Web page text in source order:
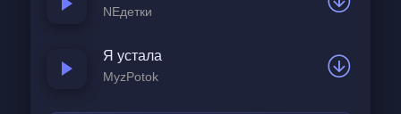
Даже в самый сильный дождь
Счастье — рядом быть с тобой,
NEдетки
Я устала
MyzPotok